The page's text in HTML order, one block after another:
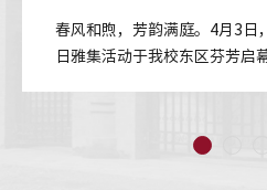
春风和煦，芳韵满庭。4月3日
日雅集活动于我校东区芬芳启